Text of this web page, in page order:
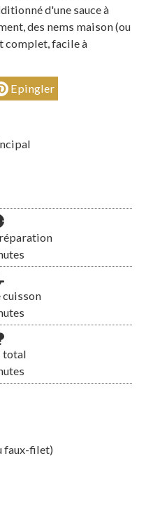
d'une sauce à
des nems maison (ou
complet, facile à
Epingler
cuisson
total
faux-filet)